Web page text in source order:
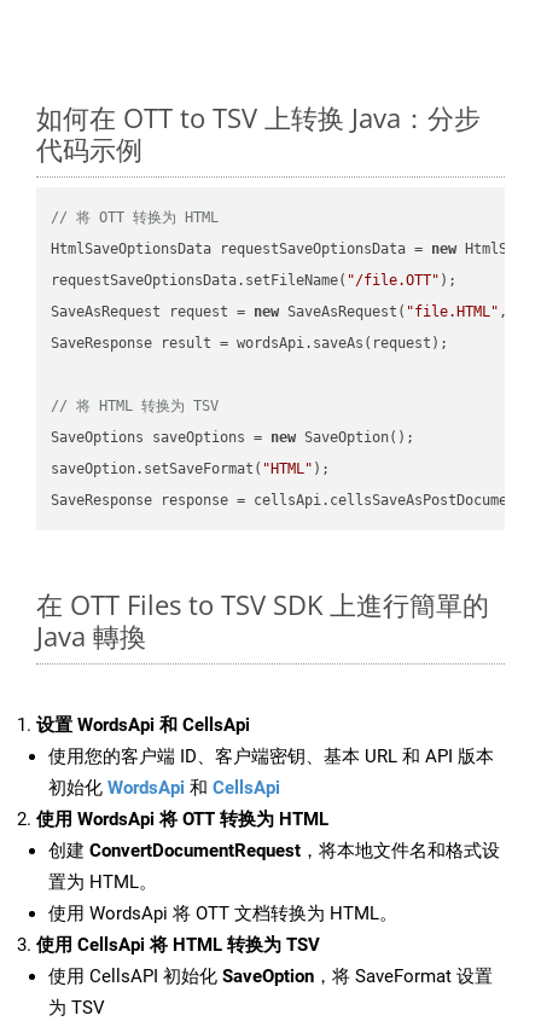
如何在 OTT to TSV 上转换 Java：分步
代码示例
// 将 OTT 转换为 HTML
HtmlSaveOptionsData requestSaveOptionsData = new
requestSaveOptionsData.setFileName( "/file.OTT" );
SaveAsRequest request = new SaveAsRequest( "file.HTML"
SaveResponse result = wordsApi.saveAs(request);
// 将 HTML 转换为 TSV
SaveOptions saveOptions = new SaveOption();
saveOption.setSaveFormat( "HTML" );
SaveResponse response =
在 OTT Files to TSV SDK 上進行簡單的
Java 轉換
设置 WordsApi 和 CellsApi
使用您的客户端 ID、客户端密钥、基本 URL 和 API 版本
初始化 WordsApi 和 CellsApi
使用 WordsApi 将 OTT 转换为 HTML
创建 ConvertDocumentRequest ，将本地文件名和格式设
置为 HTML。
使用 WordsApi 将 OTT 文档转换为 HTML。
使用 CellsApi 将 HTML 转换为 TSV
使用 CellsAPI 初始化 SaveOption ，将 SaveFormat 设置
为 TSV